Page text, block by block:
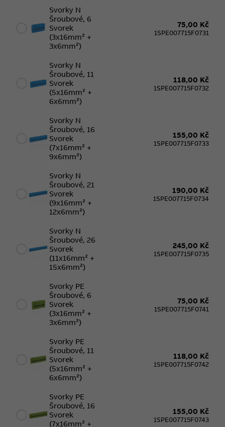
Svorky N
Šroubové, 6
Svorek
(3x16mm² +
3x6mm²)
75,00 Kč
1SPE007715F0731
Svorky N
Šroubové, 11
Svorek
(5x16mm² +
6x6mm²)
118,00 Kč
1SPE007715F0732
Svorky N
Šroubové, 16
Svorek
(7x16mm² +
9x6mm²)
155,00 Kč
1SPE007715F0733
Svorky N
Šroubové, 21
Svorek
(9x16mm² +
12x6mm²)
190,00 Kč
1SPE007715F0734
Svorky N
Šroubové, 26
Svorek
(11x16mm² +
15x6mm²)
245,00 Kč
1SPE007715F0735
Svorky PE
Šroubové, 6
Svorek
(3x16mm² +
3x6mm²)
75,00 Kč
1SPE007715F0741
Svorky PE
Šroubové, 11
Svorek
(5x16mm² +
6x6mm²)
118,00 Kč
1SPE007715F0742
Svorky PE
Šroubové, 16
Svorek
(7x16mm² +
155,00 Kč
1SPE007715F0743